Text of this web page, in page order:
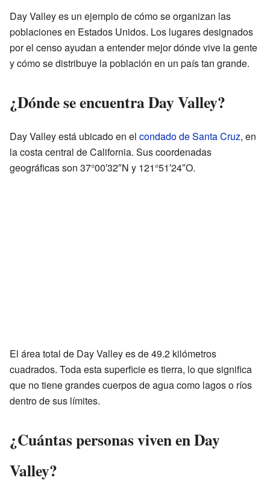
Day Valley es un ejemplo de cómo se organizan las
poblaciones en Estados Unidos. Los lugares designados
por el censo ayudan a entender mejor dónde vive la gente
y cómo se distribuye la población en un país tan grande.
¿Dónde se encuentra Day Valley?
Day Valley está ubicado en el condado de Santa Cruz, en
la costa central de California. Sus coordenadas
geográficas son 37°00′32″N y 121°51′24″O.
El área total de Day Valley es de 49.2 kilómetros
cuadrados. Toda esta superficie es tierra, lo que significa
que no tiene grandes cuerpos de agua como lagos o ríos
dentro de sus límites.
¿Cuántas personas viven en Day
Valley?